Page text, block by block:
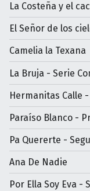
La Costeña y el
El Señor de los
Camelia la Texana
La Bruja - Serie
Hermanitas Calle
Paraíso Blanco -
Pa Quererte -
Ana De Nadie
Por Ella Soy Eva -